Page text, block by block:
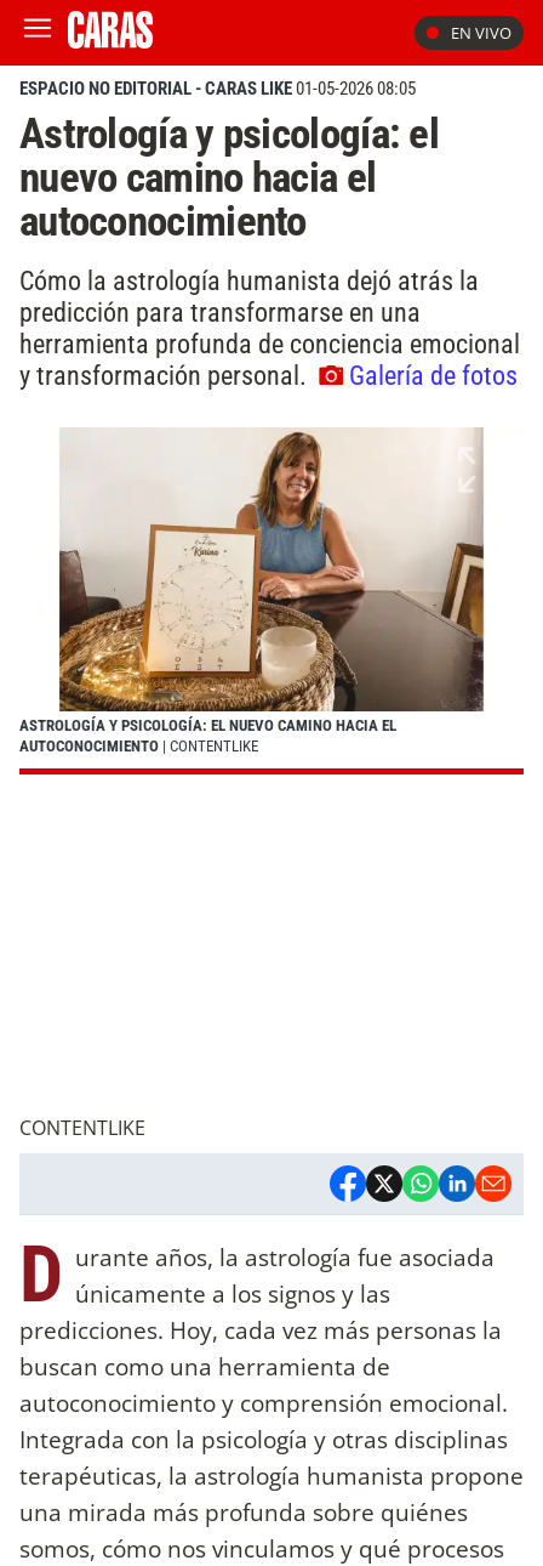
EN VIVO
ESPACIO NO EDITORIAL - CARAS LIKE01-05-2026 08:05
Astrología y psicología: el
nuevo camino hacia el
autoconocimiento
Cómo la astrología humanista dejó atrás la
predicción para transformarse en una
herramienta profunda de conciencia emocional
y transformación personal.
Galería de fotos
ASTROLOGÍA Y PSICOLOGÍA: EL NUEVO CAMINO HACIA EL
AUTOCONOCIMIENTO | CONTENTLIKE
CONTENTLIKE
D urante años, la astrología fue asociada
únicamente a los signos y las
predicciones. Hoy, cada vez más personas la
buscan como una herramienta de
autoconocimiento y comprensión emocional.
Integrada con la psicología y otras disciplinas
terapéuticas, la astrología humanista propone
una mirada más profunda sobre quiénes
somos, cómo nos vinculamos y qué procesos